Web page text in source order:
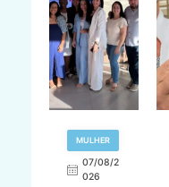
MULHER
07/08/2
026